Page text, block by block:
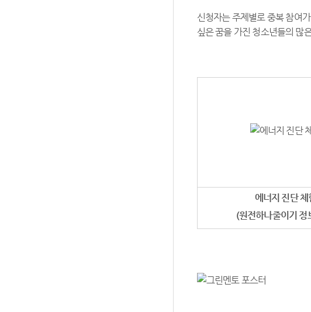
신청자는 주제별로 중복 참여
싶은 꿈을 가진 청소년들의 많
에너지 진단 체
(원전하나줄이기 정